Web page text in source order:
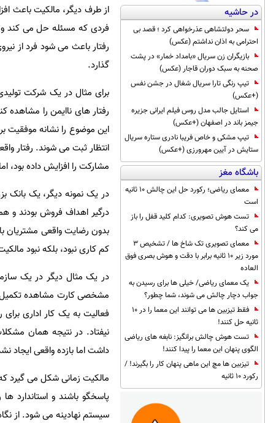
در حاشیه
سحر دولتشاهی عذرخواهی کرد ؛ قصد بی
احترامی به اذان نداشتم (عکس)
بازیگران زن سریال «بامداد خمار» در پشت
صحنه به سبک دوران قاجار (عکس)
تیپ رنگی تارا سریال شغال در جشن نفس
(+عکس)
استایل جالب مدل روس فیلم ایرانی جزیره
جیمز باند در اصفهان (+عکس)
تیپ مشکی و خاص فریبا نادری ستاره سریال
ستایش در آیین مهرورزی (+عکس)
باشگاه مغز
معمای ریاضی؛ رکورد حل این چالش 10 ثانیه
است
تست هوش تصویری: کدام کلید قفل را باز
می کند؟
معمای تصویری تک شاخ ها / تشخیص 3
مورد زیر 10 ثانیه برابر با دقت و هوش بصری فوق
العاده
یک معمای ریاضی/ خیلی ها برای رسیدن به
جواب دچار چالش می شوند، شما چطور؟
فقط تیزبین ها می توانند این معما را در 10
ثانیه حل کنند!
تست هوش چالش برانگیز: نابغه های ریاضی
الگوی پنهان این معما را پیدا کنند!
تیزبین ها مچ این ماهی پنهان کار را بگیرند! /
رکورد 10 ثانیه
از طرف دیگر، مالکیت باعث
فردی که مسئله حل می کند و
رفتار باعث می شود فرد از
گذارد.
برای مثال در یک شرکت
رفتار های ناایمن را مشاهده
این موضوع را نشانه موفقیت
انتظار ثبت می شوند. رفتار
مشارکت را افزایش داده بود،
در یک نمونه دیگر، یک
درگیر اهداف فروش بودند
کم کاری نبود، بلکه نبود
در یک مثال دیگر در یک
مشخصی کارت مشاهده تکمیل
فعالیت به یک کار اداری
نیفتاد. در نتیجه همان
داشت اما بازده واقعی ایجاد
مالکیت زمانی شکل می گیرد
پاسخگو باشند و استاندارد
سیستم نهادینه می شود. از